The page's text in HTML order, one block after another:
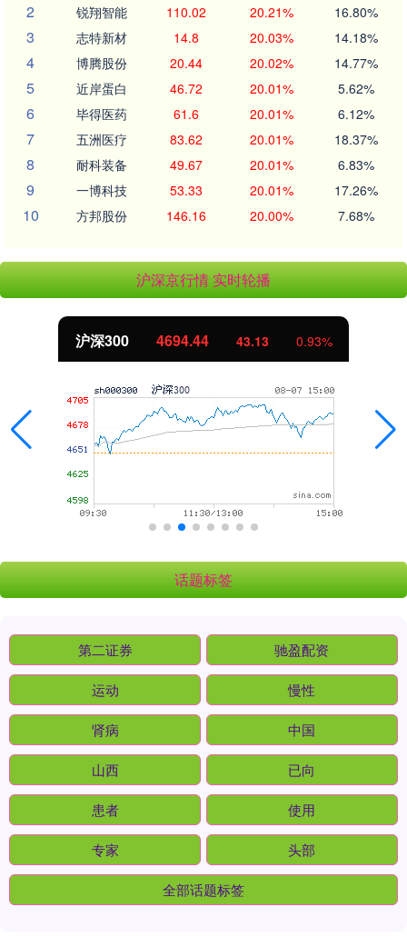
2 锐翔智能 110.02 20.21% 16.80%
3 志特新材 14.8 20.03% 14.18%
4 博腾股份 20.44 20.02% 14.77%
5 近岸蛋白 46.72 20.01% 5.62%
6 毕得医药 61.6 20.01% 6.12%
7 五洲医疗 83.62 20.01% 18.37%
8 耐科装备 49.67 20.01% 6.83%
9 一博科技 53.33 20.01% 17.26%
10 方邦股份 146.16 20.00% 7.68%
沪深京行情 实时轮播
沪深300 4694.44 43.13 0.93%
话题标签
第二证券 驰盈配资
运动 慢性
肾病 中国
山西 已向
患者 使用
专家 头部
全部话题标签